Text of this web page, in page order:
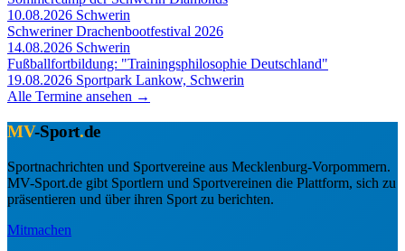
10.08.2026 Schwerin
Schweriner Drachenbootfestival 2026
14.08.2026 Schwerin
Fußballfortbildung: "Trainingsphilosophie Deutschland"
19.08.2026 Sportpark Lankow, Schwerin
Alle Termine ansehen →
MV-Sport.de
Sportnachrichten und Sportvereine aus Mecklenburg-Vorpommern.
MV-Sport.de gibt Sportlern und Sportvereinen die Plattform, sich zu
präsentieren und über ihren Sport zu berichten.
Mitmachen